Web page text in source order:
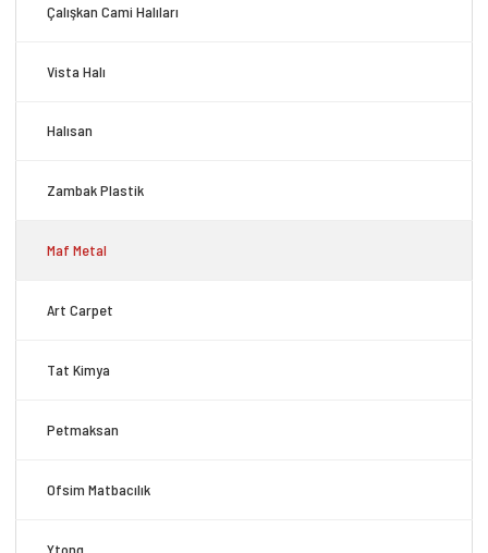
Çalışkan Cami Halıları
Vista Halı
Halısan
Zambak Plastik
Maf Metal
Art Carpet
Tat Kimya
Petmaksan
Ofsim Matbacılık
Ytong